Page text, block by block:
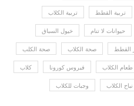
تربية القطط تربية الكلاب
حيوانات لا تنام خيول السباق
القطط صحة الكلاب صحة الكلب
طعام الكلاب فيروس كورونا كلاب
نباح الكلاب وجبات للكلاب